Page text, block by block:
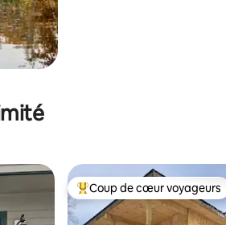
Coups de cœur voyageurs
Coup de cœur voyageurs